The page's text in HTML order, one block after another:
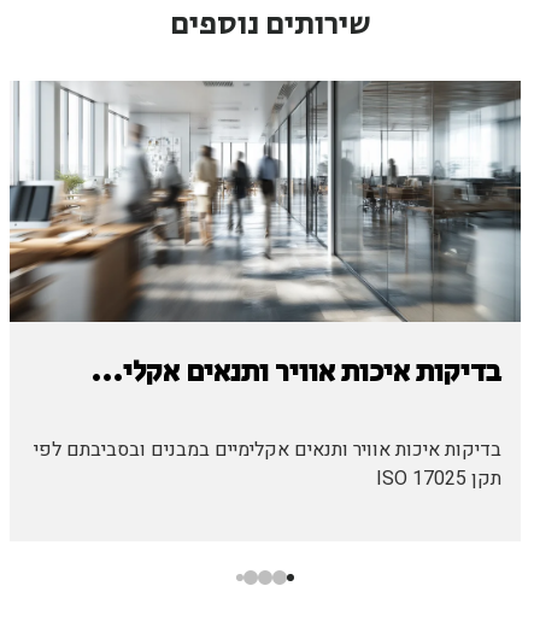
שירותים נוספים
בדיקות איכות אוויר ותנאים אקלי...
בדיקות איכות אוויר ותנאים אקלימיים במבנים ובסביבתם לפי
תקן ISO 17025